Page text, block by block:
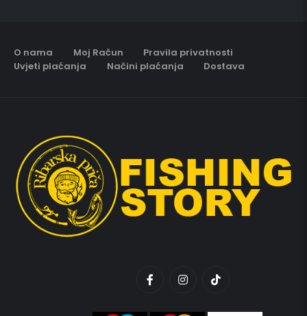
O nama Moj Račun
Pravila privatnosti
Uvjeti plaćanja
Načini plaćanja Dostava